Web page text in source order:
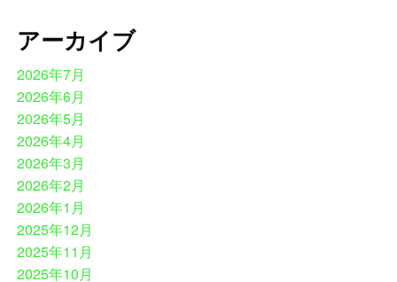
アーカイブ
2026年7月
2026年6月
2026年5月
2026年4月
2026年3月
2026年2月
2026年1月
2025年12月
2025年11月
2025年10月